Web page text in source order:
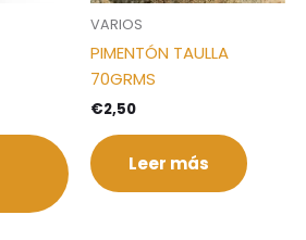
VARIOS
PIMENTÓN TAULLA
70GRMS
€2,50
Leer más